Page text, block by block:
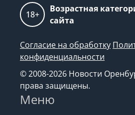
18+
Возрастная
сайта
Согласие на обработку
конфиденциальности
© 2008-2026 Новости
права защищены.
Меню